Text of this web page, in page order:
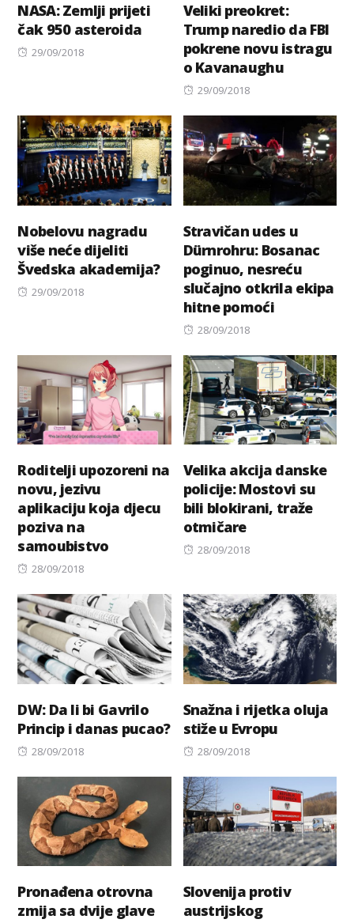
NASA: Zemlji prijeti
čak 950 asteroida
Posted
29/09/2018
Veliki preokret:
Trump naredio da FBI
pokrene novu istragu
o Kavanaughu
Posted
29/09/2018
Nobelovu nagradu
više neće dijeliti
Švedska akademija?
Posted
29/09/2018
Stravičan udes u
Dürnrohru: Bosanac
poginuo, nesreću
slučajno otkrila ekipa
hitne pomoći
Posted
28/09/2018
Roditelji upozoreni na
novu, jezivu
aplikaciju koja djecu
poziva na
samoubistvo
Posted
28/09/2018
Velika akcija danske
policije: Mostovi su
bili blokirani, traže
otmičare
Posted
28/09/2018
DW: Da li bi Gavrilo
Princip i danas pucao?
Posted
28/09/2018
Snažna i rijetka oluja
stiže u Evropu
Posted
28/09/2018
Pronađena otrovna
zmija sa dvije glave
Slovenija protiv
austrijskog